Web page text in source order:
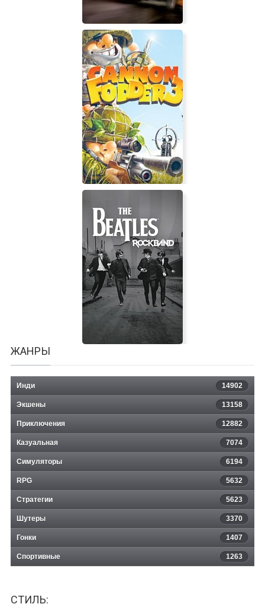
Test Drive 2002
Cannon Fodder 3
The Beatles: Rock Band
ЖАНРЫ
Инди 14902
Экшены 13158
Приключения 12882
Казуальная 7074
Симуляторы 6194
RPG 5632
Стратегии 5623
Шутеры 3370
Гонки 1407
Спортивные 1263
СТИЛЬ: